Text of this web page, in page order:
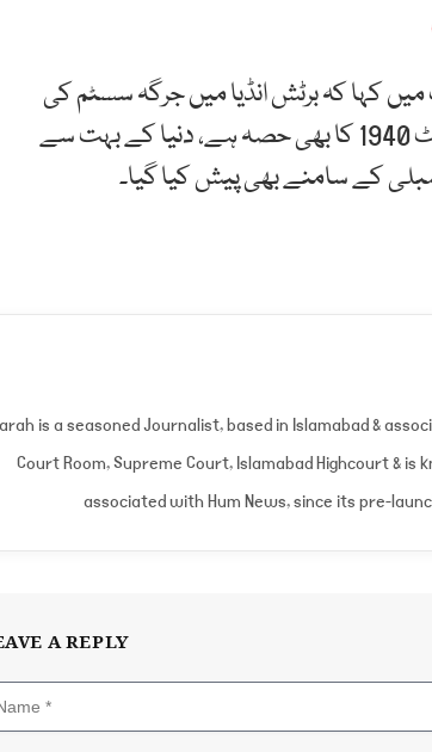
کہا کہ برٹش انڈیا میں جرگہ سسٹم کی
کبھی حوصلہ شکنی نہیں کی گئی، میڈیشن کا قانون آربٹریشن ایکٹ 1940 کا بھی حصہ ہے، دنیا کے بہت سے
کے سامنے بھی پیش کیا گیا۔
is a seasoned Journalist, based in Islamabad &
Court Room, Supreme Court, Islamabad Highcourt &
associated with Hum News, since its pre-
A REPLY